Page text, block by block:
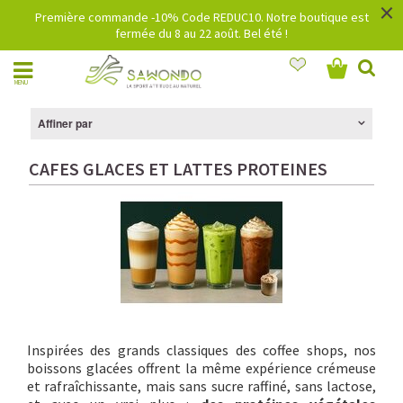
Première commande -10% Code REDUC10. Notre boutique est
fermée du 8 au 22 août. Bel été !
×
MENU
Affiner par
CAFES GLACES ET LATTES PROTEINES
Inspirées des grands classiques des coffee shops, nos
boissons glacées offrent la même expérience crémeuse
et rafraîchissante, mais sans sucre raffiné, sans lactose,